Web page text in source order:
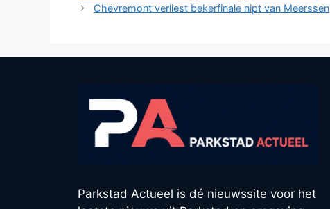
Chevremont verliest bekerfinale nipt van Meerssen
Parkstad Actueel is dé nieuwssite voor het